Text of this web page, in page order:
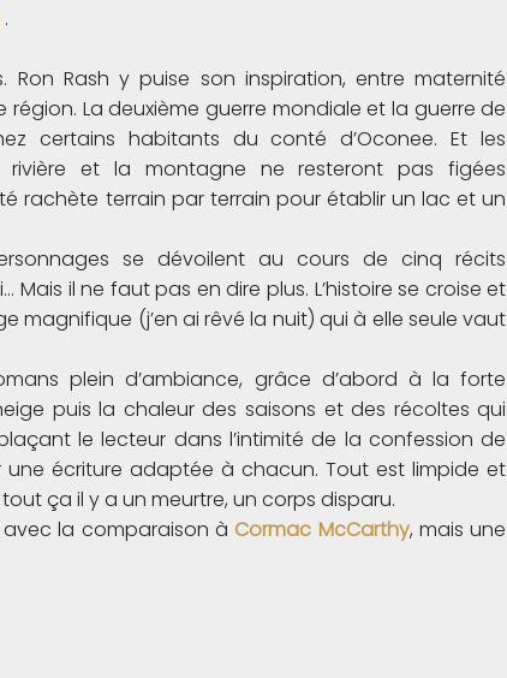
.
Ron Rash y puise son inspiration, entre maternité
La deuxième guerre mondiale et la guerre de
certains habitants du conté d’Oconee. Et les
rivière et la montagne ne resteront pas figées
rachète terrain par terrain pour établir un lac et un
se dévoilent au cours de cinq récits
Mais il ne faut pas en dire plus. L’histoire se croise et
magnifique (j’en ai rêvé la nuit) qui à elle seule vaut
plein d’ambiance, grâce d’abord à la forte
puis la chaleur des saisons et des récoltes qui
le lecteur dans l’intimité de la confession de
écriture adaptée à chacun. Tout est limpide et
ça il y a un meurtre, un corps disparu.
la comparaison à Cormac McCarthy, mais une